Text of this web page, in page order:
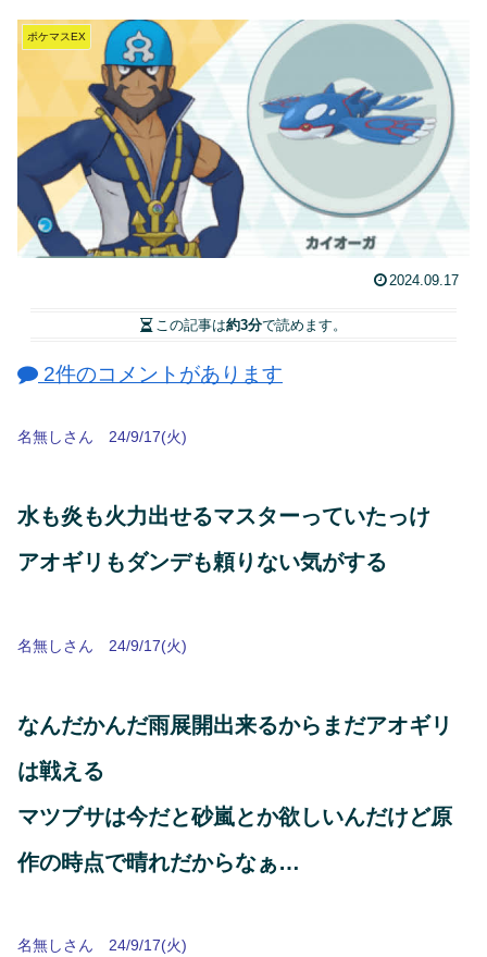
ポケマスEX
2024.09.17
この記事は約3分で読めます。
2件のコメントがあります
名無しさん 24/9/17(火)
水も炎も火力出せるマスターっていたっけ
アオギリもダンデも頼りない気がする
名無しさん 24/9/17(火)
なんだかんだ雨展開出来るからまだアオギリ
は戦える
マツブサは今だと砂嵐とか欲しいんだけど原
作の時点で晴れだからなぁ…
名無しさん 24/9/17(火)